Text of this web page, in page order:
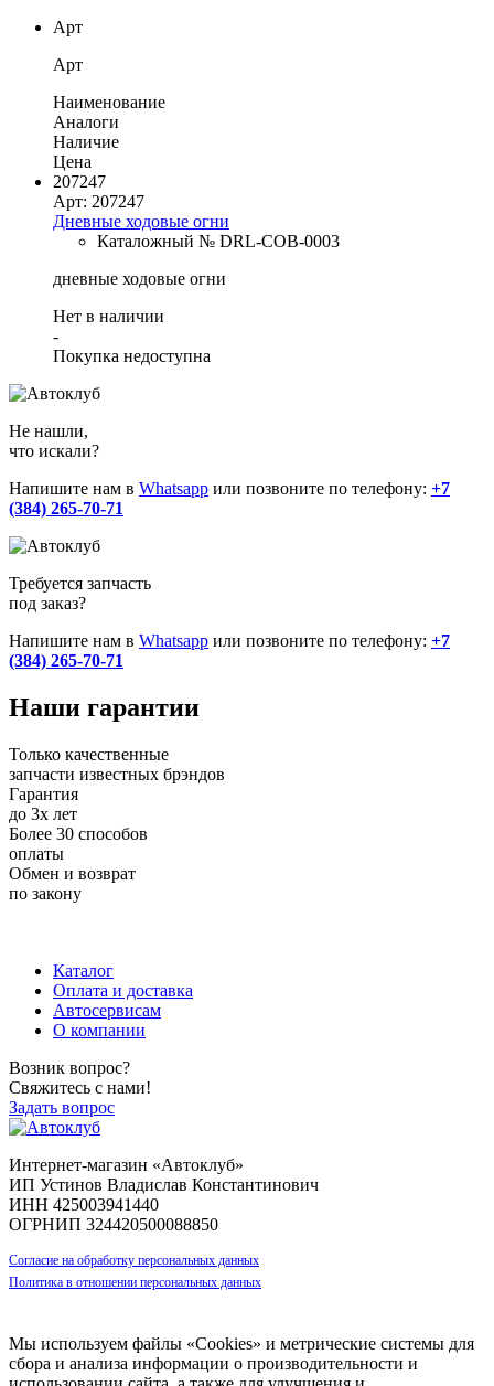
Арт
Арт
Наименование
Аналоги
Наличие
Цена
207247
Арт: 207247
Дневные ходовые огни
Каталожный № DRL-COB-0003
дневные ходовые огни
Нет в наличии
-
Покупка недоступна
Не нашли,
что искали?
Напишите нам в Whatsapp или позвоните по телефону: +7
(384) 265-70-71
Требуется запчасть
под заказ?
Напишите нам в Whatsapp или позвоните по телефону: +7
(384) 265-70-71
Наши гарантии
Только качественные
запчасти известных брэндов
Гарантия
до 3х лет
Более 30 способов
оплаты
Обмен и возврат
по закону
Каталог
Оплата и доставка
Автосервисам
О компании
Возник вопрос?
Свяжитесь с нами!
Задать вопрос
Интернет-магазин «Автоклуб»
ИП Устинов Владислав Константинович
ИНН 425003941440
ОГРНИП 324420500088850
Согласие на обработку персональных данных
Политика в отношении персональных данных
Мы используем файлы «Cookies» и метрические системы для
сбора и анализа информации о производительности и